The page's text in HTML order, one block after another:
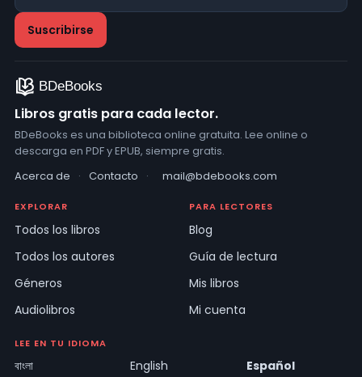
Libros gratis para cada lector.
BDeBooks es una biblioteca online gratuita. Lee online o
descarga en PDF y EPUB, siempre gratis.
Acerca de
· Contacto · mail@bdebooks.com
EXPLORAR
Todos los libros
Todos los autores
Géneros
Audiolibros
PARA LECTORES
Blog
Guía de lectura
Mis libros
Mi cuenta
LEE EN TU IDIOMA
বাংলা English Español